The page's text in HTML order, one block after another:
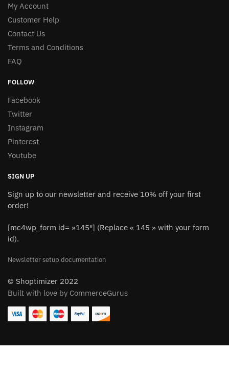
My Account
Customer Help
Contact Us
Terms and Conditions
FAQ
FOLLOW
Facebook
Twitter
Instagram
Pinterest
Youtube
SIGN UP
Sign up to our newsletter and receive 10% off your first
order!
[mc4wp_form id= »145″] (Replace « 145 » with your form
id).
Newsletter setup documentation
© Shoptimizer 2022
Built with love by CommerceGurus